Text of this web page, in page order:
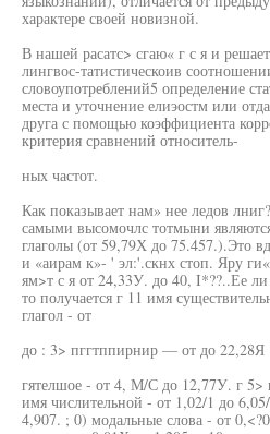
характере своей новизной.
В нашей расатс> сгаю« г с я и
лингвос-татистическоив
словоупотреблений5 определение
места и уточнение елиэостм или
друга с помощью коэффициента
критерия сравнений относитель-
ных частот.
Как показывает нам» нее ледов
самыми высомочлс тотмыни
глаголы (от 59,79Х до 75.457.).Это
и «аирам к»- ' эл:'.скнх стоп. Яру
ям>т с я от 24,33У. до 40, I*??..Ее
то получается г 11 имя
глагол - от
до : 3> пггтппирнир — от до
гятелшое - от 4, М/С до 12,77У. г 5>
имя числительной - от 1,02/1 до
4,907. ; 0) модальные слова - от